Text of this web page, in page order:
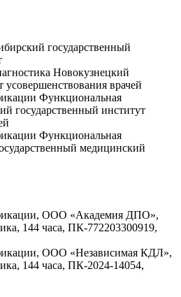
государственный
Новокузнецкий
усовершенствования врачей
Функциональная
государственный институт
Функциональная
медицинский
ООО «Академия ДПО»,
144 часа, ПК-772203300919,
ООО «Независимая КДЛ»,
144 часа, ПК-2024-14054,